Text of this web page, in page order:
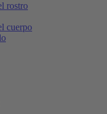
rostro
cuerpo